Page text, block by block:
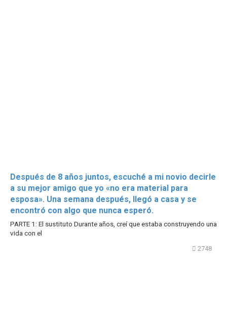
Después de 8 años juntos, escuché a mi novio decirle
a su mejor amigo que yo «no era material para
esposa». Una semana después, llegó a casa y se
encontró con algo que nunca esperó.
PARTE 1: El sustituto Durante años, creí que estaba construyendo una
vida con el
2748